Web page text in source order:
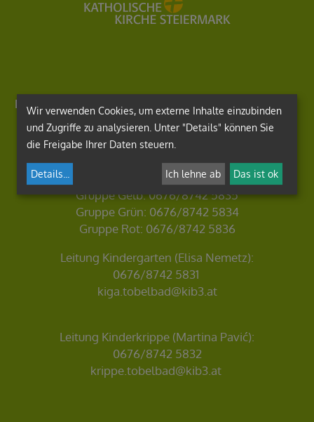
Pfarrkindergarten und Pfarrkinderkrippe Tobelbad
Badstraße 5, 8144 Haselsdorf-Tobelbad
Tel:
0676/8742 6534
Gruppe Gelb:0676/8742 5835
Gruppe Grün: 0676/8742 5834
Gruppe Rot: 0676/8742 5836
Leitung Kindergarten (Elisa Nemetz):
0676/8742 5831
kiga.tobelbad@kib3.at
Leitung Kinderkrippe (Martina Pavić):
0676/8742 5832
krippe.tobelbad@kib3.at
Wir verwenden Cookies, um externe Inhalte einzubinden
und Zugriffe zu analysieren. Unter "Details" können Sie
die Freigabe Ihrer Daten steuern.
Details Ich lehne ab Das ist ok